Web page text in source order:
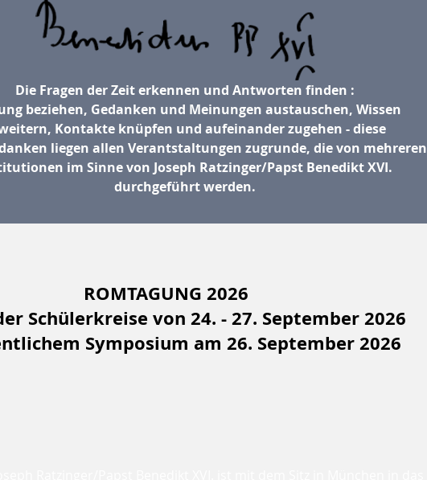
Die Fragen der Zeit erkennen und Antworten finden :
beziehen, Gedanken und Meinungen austauschen, Wissen
Kontakte knüpfen und aufeinander zugehen - diese
liegen allen Verantstaltungen zugrunde, die von mehreren
im Sinne von Joseph Ratzinger/Papst Benedikt XVI.
durchgeführt werden.
ROMTAGUNG 2026
Schülerkreise von 24. - 27. September 2026
Symposium am 26. September 2026